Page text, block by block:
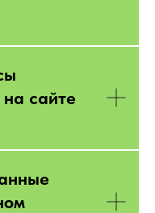
на сайте